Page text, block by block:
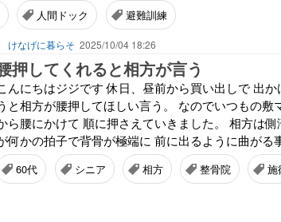
人間ドック 避難訓練
なげに暮らそ 2025/10/04 18:26
押してくれると相方が言う
んにちはジジです 休日、昼前から買い出しで 出
と相方が腰押してほしい言う。 なのでいつもの敷
ら腰にかけて 順に押さえていきました。 相方は
何かの拍子で背骨が極端に 前に出るように曲がる
60代 シニア 相方 整骨院 施